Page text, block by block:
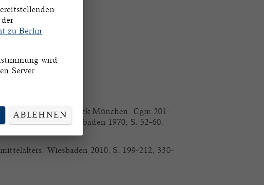
Staatsbibliothek München. Cgm 201-
V,2) Wiesbaden 1970, S. 52-60.
Wiesbaden 2010, S. 199-212, 330-
zu Berlin
wird
Server
ABLEHNEN